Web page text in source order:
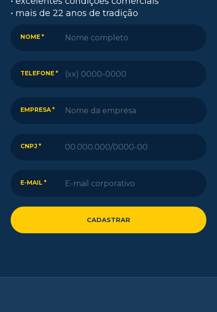
• mais de 22 anos de tradição
NOME *
TELEFONE *
EMPRESA *
CNPJ *
E-MAIL *